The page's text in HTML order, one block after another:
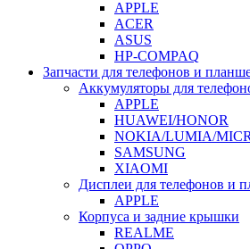
APPLE
ACER
ASUS
HP-COMPAQ
Запчасти для телефонов и
Аккумуляторы для
APPLE
HUAWEI/HONOR
NOKIA/LUMIA/
SAMSUNG
XIAOMI
Дисплеи для телефонов и
APPLE
Корпуса и задние крышки
REALME